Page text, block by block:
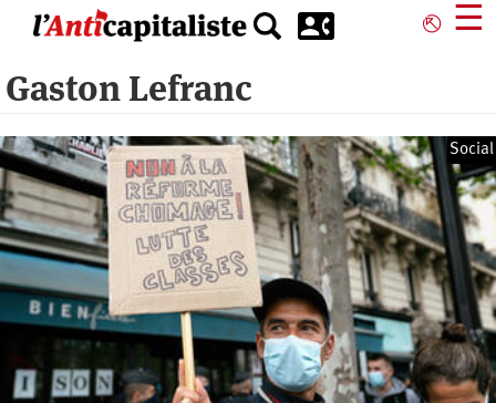
principal
⎋ ☰
Gaston Lefranc
Social